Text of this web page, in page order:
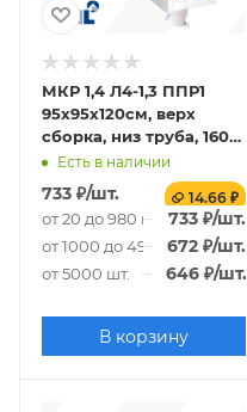
МКР 1,4 Л4-1,3 ППР1
95х95х120см, верх
сборка, низ труба, 160г/
м2Есть в наличии
733 ₽/шт. 14.66 ₽
от 20 до 980 шт. 733₽/шт.
от 1000 до 4980 шт.
672₽/шт.
от 5000 шт. 646 ₽/шт.
В корзину